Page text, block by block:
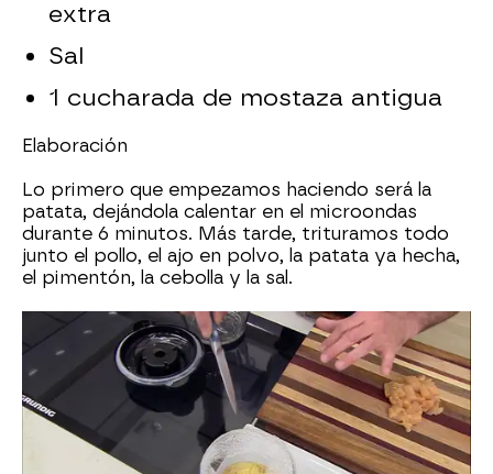
extra
Sal
1 cucharada de mostaza antigua
Elaboración
Lo primero que empezamos haciendo será la
patata, dejándola calentar en el microondas
durante 6 minutos. Más tarde, trituramos todo
junto el pollo, el ajo en polvo, la patata ya hecha,
el pimentón, la cebolla y la sal.